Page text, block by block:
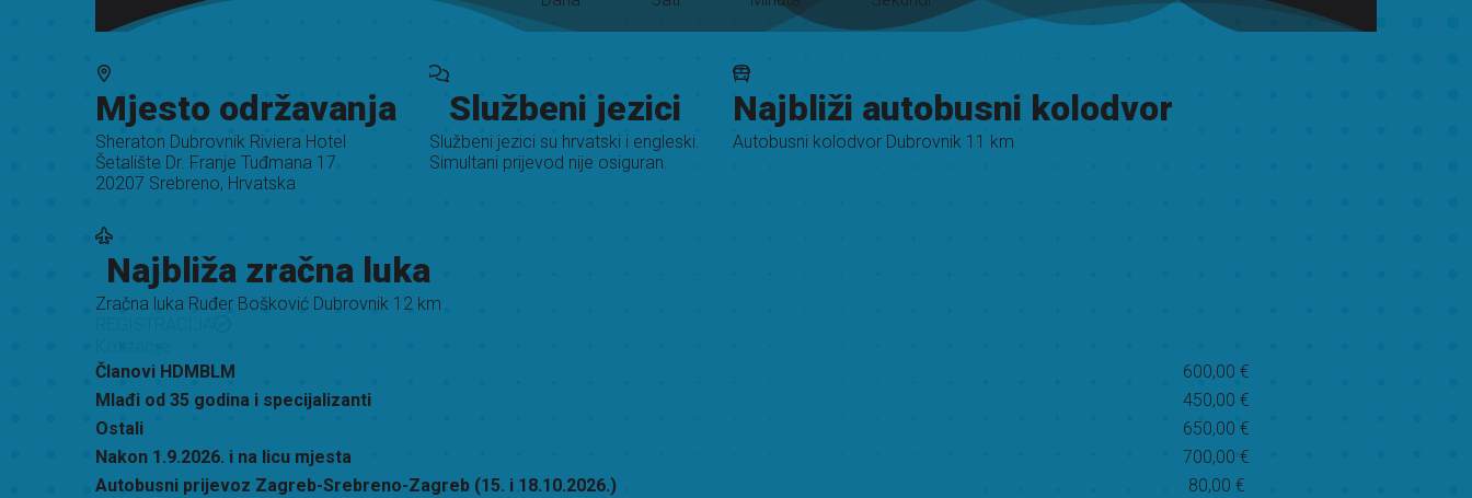
Mjesto održavanja
Sheraton Dubrovnik Riviera Hotel
Šetalište Dr. Franje Tuđmana 17
20207 Srebreno, Hrvatska
Službeni jezici
Službeni jezici su hrvatski i engleski.
Simultani prijevod nije osiguran.
Najbliži autobusni kolodvor
Autobusni kolodvor Dubrovnik 11 km
Najbliža zračna luka
Zračna luka Ruđer Bošković Dubrovnik 12 km
Članovi HDMBLM
600,00 €
Mlađi od 35 godina i specijalizanti
450,00 €
Ostali
650,00 €
Nakon 1.9.2026. i na licu mjesta
700,00 €
Autobusni prijevoz Zagreb-Srebreno-Zagreb (15. i 18.10.2026.)
80,00 €